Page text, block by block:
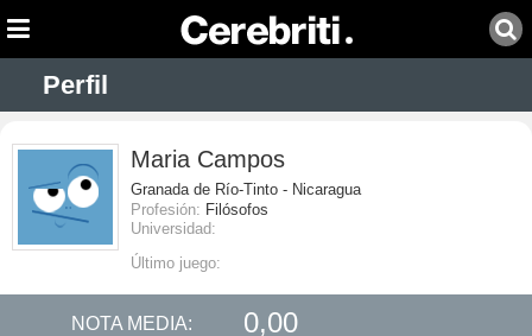
Perfil
Maria Campos
Granada de Río-Tinto - Nicaragua
Profesión: Filósofos
Universidad:
Último juego:
NOTA MEDIA: 0,00